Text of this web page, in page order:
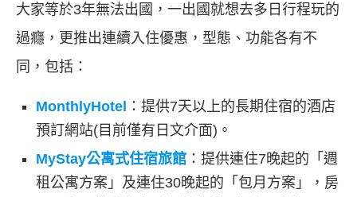
大家等於3年無法出國，一出國就想去多日行程玩的
過癮，更推出連續入住優惠，型態、功能各有不
同，包括：
MonthlyHotel ：提供7天以上的長期住宿的酒店
預訂網站(目前僅有日文介面)。
MyStay公寓式住宿旅館 ：提供連住7晚起的「週
租公寓方案」及連住30晚起的「包月方案」，房